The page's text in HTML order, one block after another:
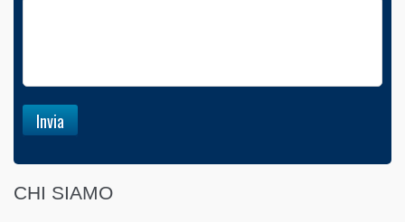
CHI SIAMO